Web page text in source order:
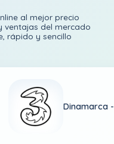
al mejor precio
ventajas del mercado
rápido y sencillo
Dinamarca -